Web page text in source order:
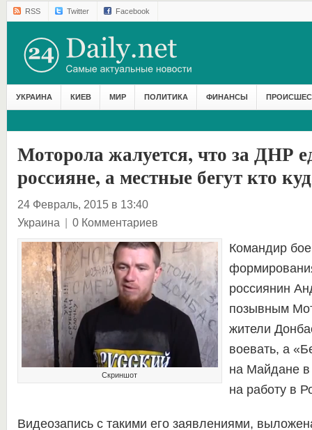
RSS Twitter Facebook
УКРАИНА КИЕВ МИР ПОЛИТИКА ФИНАНСЫ
Моторола жалуется, что за ДНР
россияне, а местные бегут кто
24 Февраль, 2015 в 13:40
Украина | 0 Комментариев
Скриншот
Командир
россиянин
позывным
жители
воевать, а
на Майдане в
на работу в
Видеозапись с такими его заявлениями,